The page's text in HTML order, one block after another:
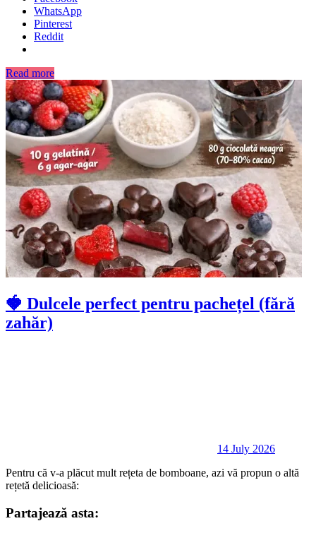
WhatsApp
Pinterest
Reddit
Read more
🍓 Dulcele perfect pentru pachețel (fără
zahăr)
14 July 2026
Pentru că v-a plăcut mult rețeta de bomboane, azi vă propun o altă
rețetă delicioasă:
Partajează asta: